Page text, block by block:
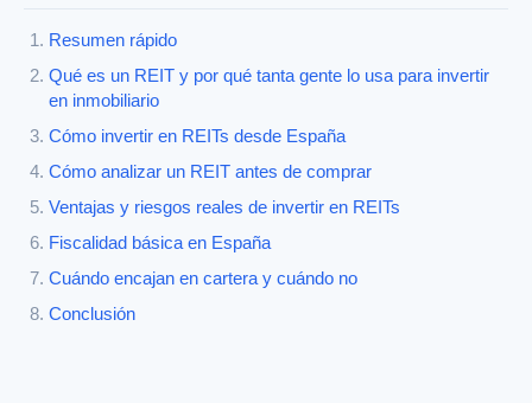
Resumen rápido
Qué es un REIT y por qué tanta gente lo usa para invertir
en inmobiliario
Cómo invertir en REITs desde España
Cómo analizar un REIT antes de comprar
Ventajas y riesgos reales de invertir en REITs
Fiscalidad básica en España
Cuándo encajan en cartera y cuándo no
Conclusión